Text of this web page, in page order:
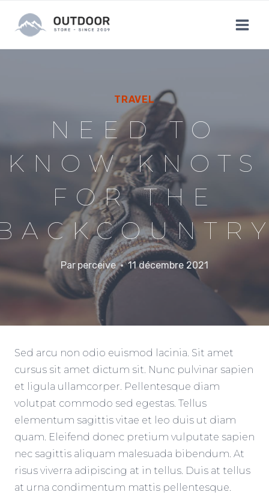
TRAVEL
NEED TO
KNOW KNOTS
FOR THE
Par perceive 11 décembre 2021
Sed arcu non odio euismod lacinia. Sit amet
cursus sit amet dictum sit. Nunc pulvinar sapien
et ligula ullamcorper. Pellentesque diam
volutpat commodo sed egestas. Tellus
elementum sagittis vitae et leo duis ut diam
quam. Eleifend donec pretium vulputate sapien
nec sagittis aliquam malesuada bibendum. At
risus viverra adipiscing at in tellus. Duis at tellus
at urna condimentum mattis pellentesque.